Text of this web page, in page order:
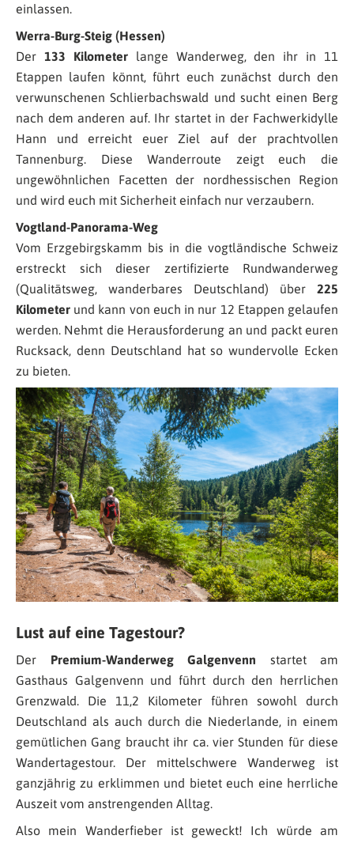
einlassen.
Werra-Burg-Steig (Hessen)
Der 133 Kilometerlange Wanderweg, den ihr in 11
Etappen laufen könnt, führt euch zunächst durch den
verwunschenen Schlierbachswald und sucht einen Berg
nach dem anderen auf. Ihr startet in der Fachwerkidylle
Hann und erreicht euer Ziel auf der prachtvollen
Tannenburg. Diese Wanderroute zeigt euch die
ungewöhnlichen Facetten der nordhessischen Region
und wird euch mit Sicherheit einfach nur verzaubern.
Vogtland-Panorama-Weg
Vom Erzgebirgskamm bis in die vogtländische Schweiz
erstreckt sich dieser zertifizierte Rundwanderweg
(Qualitätsweg, wanderbares Deutschland) über 225
Kilometer und kann von euch in nur 12 Etappen gelaufen
werden. Nehmt die Herausforderung an und packt euren
Rucksack, denn Deutschland hat so wundervolle Ecken
zu bieten.
Lust auf eine Tagestour?
Der Premium-Wanderweg Galgenvenn startet am
Gasthaus Galgenvenn und führt durch den herrlichen
Grenzwald. Die 11,2 Kilometer führen sowohl durch
Deutschland als auch durch die Niederlande, in einem
gemütlichen Gang braucht ihr ca. vier Stunden für diese
Wandertagestour. Der mittelschwere Wanderweg ist
ganzjährig zu erklimmen und bietet euch eine herrliche
Auszeit vom anstrengenden Alltag.
Also mein Wanderfieber ist geweckt! Ich würde am